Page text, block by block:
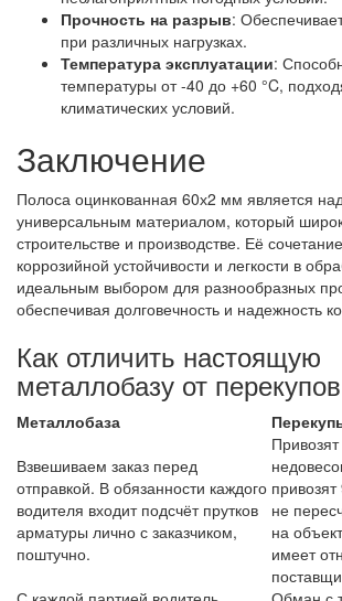
Прочность на разрыв:
при различных нагрузках.
Температура эксплуатации:
температуры от -40 до +60 °C,
климатических условий.
Заключение
Полоса оцинкованная 60х2 мм является
универсальным материалом, который
строительстве и производстве. Её
коррозийной устойчивости и легкости в
идеальным выбором для разнообразных
обеспечивая долговечность и надежность
Как отличить настоящую
металлобазу от перекупов
Металлобаза
Взвешиваем заказ перед
отправкой. В обязанности каждого
водителя входит подсчёт прутков
арматуры лично с заказчиком,
поштучно.
не
на
имеет